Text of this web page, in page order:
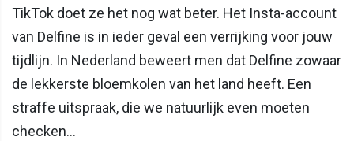
TikTok doet ze het nog wat beter. Het Insta-account
van Delfine is in ieder geval een verrijking voor jouw
tijdlijn. In Nederland beweert men dat Delfine zowaar
de lekkerste bloemkolen van het land heeft. Een
straffe uitspraak, die we natuurlijk even moeten
checken...